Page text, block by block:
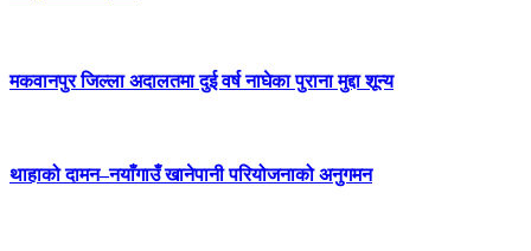
मकवानपुर जिल्ला अदालतमा दुई वर्ष नाघेका पुराना मुद्दा शून्य
थाहाको दामन–नयाँगाउँ खानेपानी परियोजनाको अनुगमन